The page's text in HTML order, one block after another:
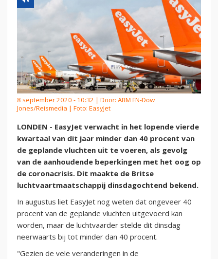
8 september 2020 - 10:32 | Door: ABM FN-Dow
Jones/Reismedia | Foto: EasyJet
LONDEN - EasyJet verwacht in het lopende vierde
kwartaal van dit jaar minder dan 40 procent van
de geplande vluchten uit te voeren, als gevolg
van de aanhoudende beperkingen met het oog op
de coronacrisis. Dit maakte de Britse
luchtvaartmaatschappij dinsdagochtend bekend.
In augustus liet EasyJet nog weten dat ongeveer 40
procent van de geplande vluchten uitgevoerd kan
worden, maar de luchtvaarder stelde dit dinsdag
neerwaarts bij tot minder dan 40 procent.
"Gezien de vele veranderingen in de